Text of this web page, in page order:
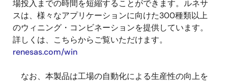
場投入までの時間を短縮することができます。ルネサ
スは、様々なアプリケーションに向けた300種類以上
のウィニング・コンビネーションを提供しています。
詳しくは、こちらからご覧いただけます。
renesas.com/win
なお、本製品は工場の自動化による生産性の向上を